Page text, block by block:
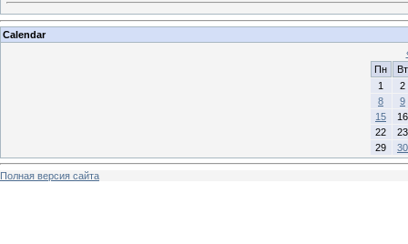
Calendar
Пн
Вт
1
2
8
9
15
16
22
23
29
30
Полная версия сайта